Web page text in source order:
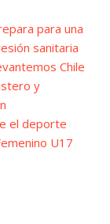
para una
sanitaria
Chile
y
el deporte
U17